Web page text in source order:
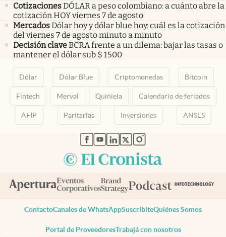
CotizacionesDÓLAR a peso colombiano: a cuánto abre la
cotización HOY viernes 7 de agosto
MercadosDólar hoy y dólar blue hoy: cuál es la cotización
del viernes 7 de agosto minuto a minuto
Decisión claveBCRA frente a un dilema: bajar las tasas o
mantener el dólar sub $ 1500
Dólar Dólar Blue Criptomonedas Bitcoin
Fintech Merval Quiniela Calendario de feriados
AFIP Paritarias Inversiones ANSES
abre en nueva pestaña
abre en nueva pestaña
abre en nueva pestaña
abre en nueva pestaña
abre en nueva pestaña
ContactoCanales de WhatsAppSuscribiteQuiénes Somos
Portal de ProveedoresTrabajá con nosotros